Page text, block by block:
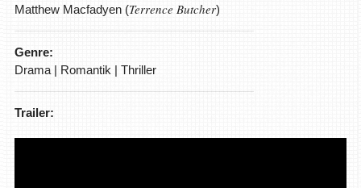
Matthew Macfadyen (Terrence Butcher)
Genre:
Drama | Romantik | Thriller
Trailer: